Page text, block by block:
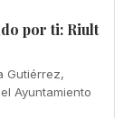
por ti: Riult
Gutiérrez,
Ayuntamiento